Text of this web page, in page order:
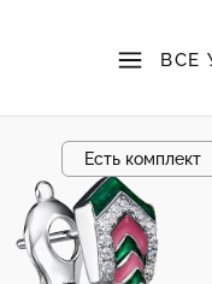
ВСЕ
Есть комплект